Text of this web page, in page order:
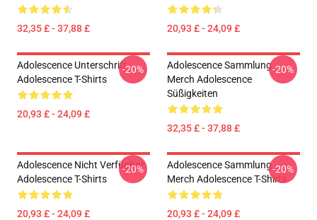
32,35 £ - 37,88 £ 20,93 £ - 24,09 £
Adolescence Unterschrift
Adolescence T-Shirts
20,93 £ - 24,09 £
-20%
Adolescence Sammlung
Merch Adolescence
Süßigkeiten
32,35 £ - 37,88 £
-20%
Adolescence Nicht Verfügbar
Adolescence T-Shirts
20,93 £ - 24,09 £
-20%
Adolescence Sammlung
Merch Adolescence T-Shirts
20,93 £ - 24,09 £
-20%